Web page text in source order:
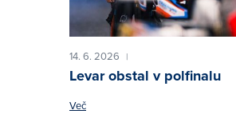
14. 6. 2026 |
Levar obstal v polfinalu
Več